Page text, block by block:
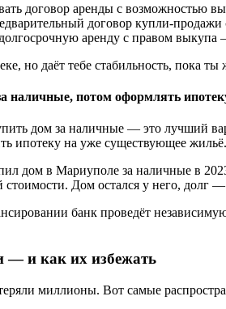
договор аренды с возможностью
договор купли-
аренду с правом выкупа
но даёт тебе стабильность, пока
наличные, потом оформлять
дом за наличные — это лучший
ипотеку на уже существующее
дом в Мариуполе за наличные в
стоимости. Дом остался у него, долг
банк проведёт
— и как их избежать
миллионы. Вот самые